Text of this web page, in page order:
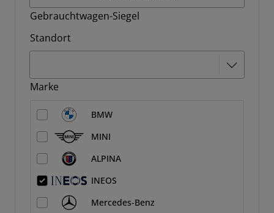
Gebrauchtwagen-Siegel
Standort
Marke
BMW
MINI
ALPINA
INEOS
Mercedes-Benz